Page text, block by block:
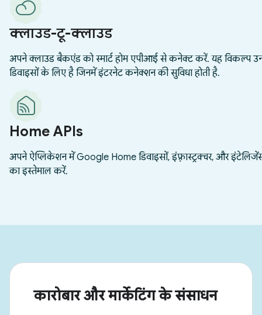
कारोबार और मार्केटिंग के संसाधन